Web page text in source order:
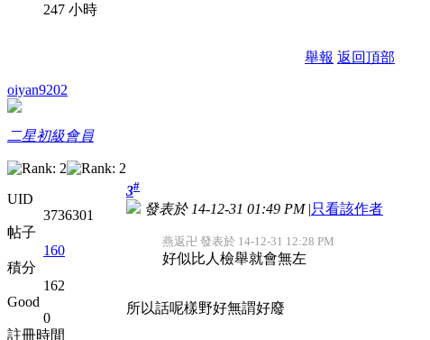
247 小時
舉報 返回頂部
oiyan9202
二星初級會員
UID
3736301
帖子
160
積分
162
Good
0
註冊時間
3#
發表於 14-12-31 01:49 PM |只看該作者
燕返卍 發表於 14-12-31 12:28 PM
好似比人檢舉就會無左
所以話呢樣野好無謂好廢